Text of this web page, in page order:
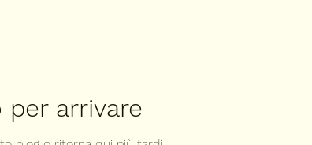
arrivare